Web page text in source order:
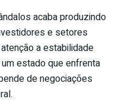
acaba produzindo
e setores
a estabilidade
estado que enfrenta
de negociações